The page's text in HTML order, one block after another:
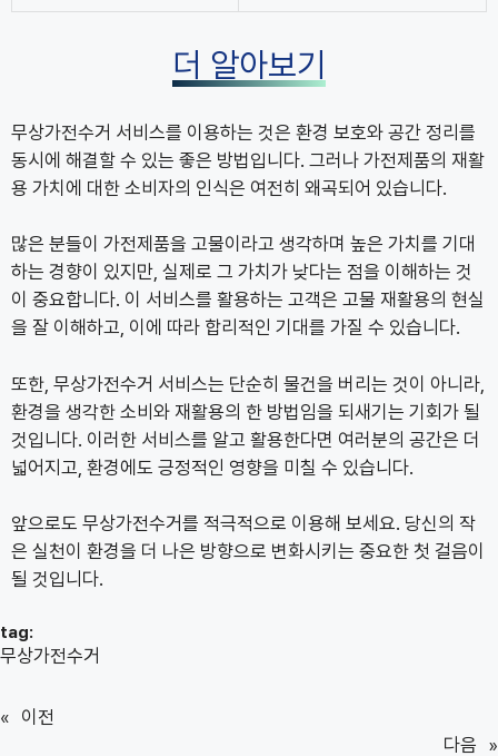
더 알아보기
무상가전수거 서비스를 이용하는 것은 환경 보호와 공간 정리를
동시에 해결할 수 있는 좋은 방법입니다. 그러나 가전제품의 재활
용 가치에 대한 소비자의 인식은 여전히 왜곡되어 있습니다.
많은 분들이 가전제품을 고물이라고 생각하며 높은 가치를 기대
하는 경향이 있지만, 실제로 그 가치가 낮다는 점을 이해하는 것
이 중요합니다. 이 서비스를 활용하는 고객은 고물 재활용의 현실
을 잘 이해하고, 이에 따라 합리적인 기대를 가질 수 있습니다.
또한, 무상가전수거 서비스는 단순히 물건을 버리는 것이 아니라,
환경을 생각한 소비와 재활용의 한 방법임을 되새기는 기회가 될
것입니다. 이러한 서비스를 알고 활용한다면 여러분의 공간은 더
넓어지고, 환경에도 긍정적인 영향을 미칠 수 있습니다.
앞으로도 무상가전수거를 적극적으로 이용해 보세요. 당신의 작
은 실천이 환경을 더 나은 방향으로 변화시키는 중요한 첫 걸음이
될 것입니다.
tag:
무상가전수거
« 이전
다음 »